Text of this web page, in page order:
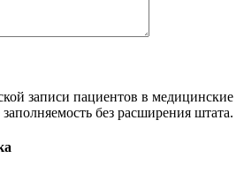
записи пациентов в медицинские
без расширения штата.